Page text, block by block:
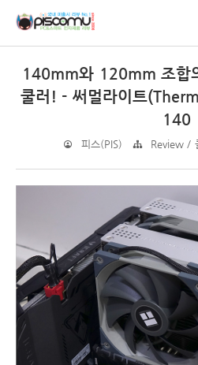
140mm와 120mm 조합
쿨러! - 써멀라이트
140
피스(PIS) Review /